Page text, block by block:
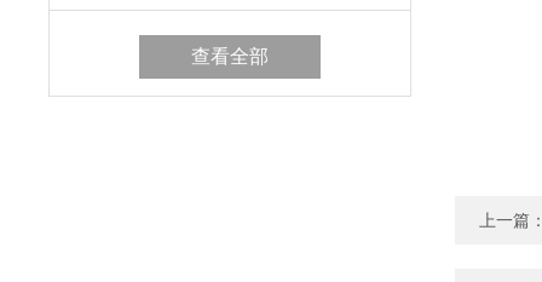
查看全部
上一篇